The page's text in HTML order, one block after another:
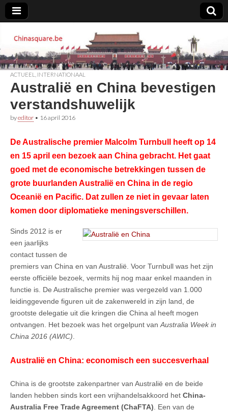
Chinasquare.be
ACTUEEL INTERNATIONAAL
Australië en China bevestigen
verstandshuwelijk
byeditor • 16 april 2016
De Australische premier Malcolm Turnbull heeft op 14
en 15 april een bezoek aan China gebracht. Het gaat
goed met de economische betrekkingen tussen de
grote buurlanden Australië en China in de regio
Oceanië en Pacific. Dat zullen ze niet in gevaar laten
komen door diplomatieke meningsverschillen.
Sinds 2012 is er
een jaarlijks
contact tussen de
premiers van China en van Australië. Voor Turnbull was het zijn
eerste officiële bezoek, vermits hij nog maar enkel maanden in
functie is. De Australische premier was vergezeld van 1.000
leidinggevende figuren uit de zakenwereld in zijn land, de
grootste delegatie uit die kringen die China al heeft mogen
ontvangen. Het bezoek was het orgelpunt vanAustralia Week in
China 2016 (AWIC).
Australië en China: economisch een succesverhaal
China is de grootste zakenpartner van Australië en de beide
landen hebben sinds kort een vrijhandelsakkoord het China-
Australia Free Trade Agreement (ChaFTA) . Een van de